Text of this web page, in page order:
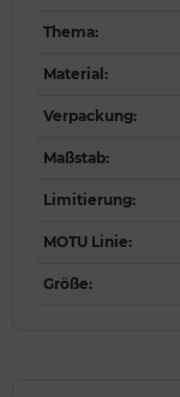
Thema:
Material:
Verpackung:
Maßstab:
Limitierung:
MOTU Linie:
Größe: